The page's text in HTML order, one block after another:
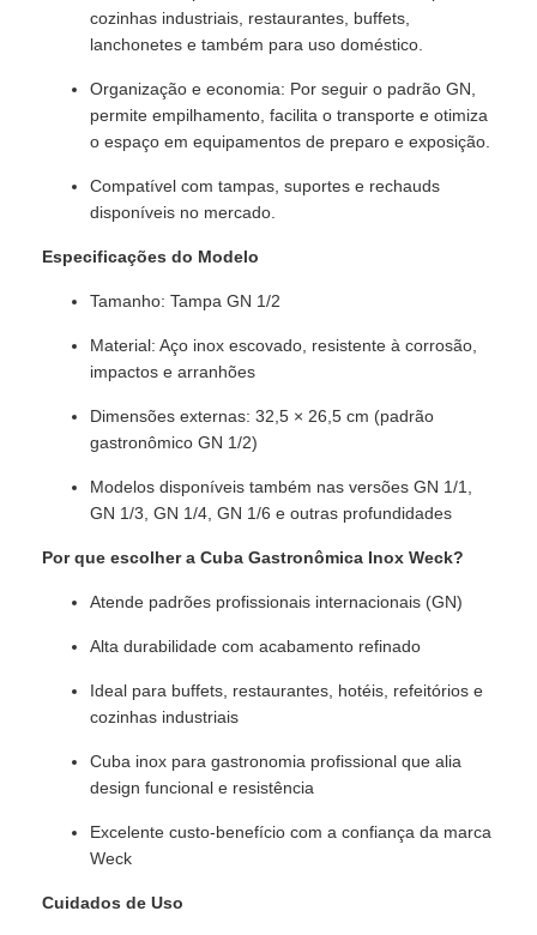
cozinhas industriais, restaurantes, buffets,
lanchonetes e também para uso doméstico.
Organização e economia: Por seguir o padrão GN,
permite empilhamento, facilita o transporte e otimiza
o espaço em equipamentos de preparo e exposição.
Compatível com tampas, suportes e rechauds
disponíveis no mercado.
Especificações do Modelo
Tamanho: Tampa GN 1/2
Material: Aço inox escovado, resistente à corrosão,
impactos e arranhões
Dimensões externas: 32,5 × 26,5 cm (padrão
gastronômico GN 1/2)
Modelos disponíveis também nas versões GN 1/1,
GN 1/3, GN 1/4, GN 1/6 e outras profundidades
Por que escolher a Cuba Gastronômica Inox Weck?
Atende padrões profissionais internacionais (GN)
Alta durabilidade com acabamento refinado
Ideal para buffets, restaurantes, hotéis, refeitórios e
cozinhas industriais
Cuba inox para gastronomia profissional que alia
design funcional e resistência
Excelente custo-benefício com a confiança da marca
Weck
Cuidados de Uso